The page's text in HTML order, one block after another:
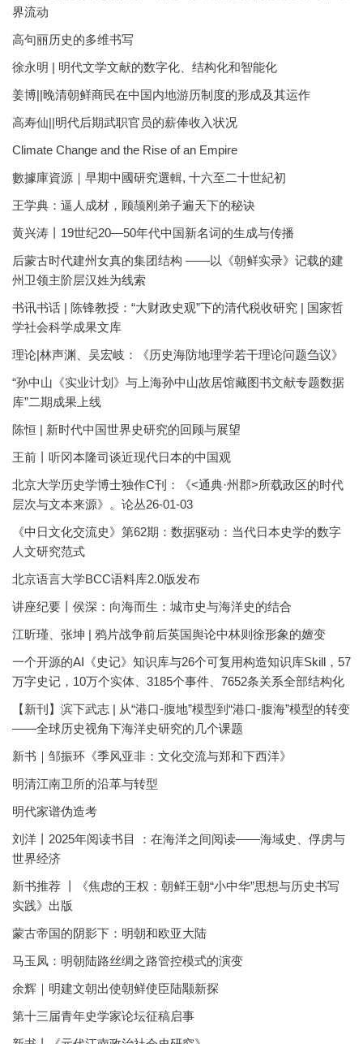
界流动
高句丽历史的多维书写
徐永明 | 明代文学文献的数字化、结构化和智能化
姜博||晚清朝鲜商民在中国内地游历制度的形成及其运作
高寿仙||明代后期武职官员的薪俸收入状况
Climate Change and the Rise of an Empire
數據庫資源｜早期中國研究選輯, 十六至二十世紀初
王学典：逼人成材，顾颉刚弟子遍天下的秘诀
黄兴涛丨19世纪20—50年代中国新名词的生成与传播
后蒙古时代建州女真的集团结构 ——以《朝鲜实录》记载的建
州卫领主阶层汉姓为线索
书讯书话 | 陈锋教授：“大财政史观”下的清代税收研究 | 国家哲
学社会科学成果文库
理论|林声渊、吴宏岐：《历史海防地理学若干理论问题刍议》
“孙中山《实业计划》与上海孙中山故居馆藏图书文献专题数据
库”二期成果上线
陈恒 | 新时代中国世界史研究的回顾与展望
王前丨听冈本隆司谈近现代日本的中国观
北京大学历史学博士独作C刊：《<通典·州郡>所载政区的时代
层次与文本来源》。论丛26-01-03
《中日文化交流史》第62期：数据驱动：当代日本史学的数字
人文研究范式
北京语言大学BCC语料库2.0版发布
讲座纪要丨侯深：向海而生：城市史与海洋史的结合
江昕瑾、张坤 | 鸦片战争前后英国舆论中林则徐形象的嬗变
一个开源的AI《史记》知识库与26个可复用构造知识库Skill，57
万字史记，10万个实体、3185个事件、7652条关系全部结构化
【新刊】滨下武志 | 从“港口-腹地”模型到“港口-腹海”模型的转变
——全球历史视角下海洋史研究的几个课题
新书｜邹振环《季风亚非：文化交流与郑和下西洋》
明清江南卫所的沿革与转型
明代家谱伪造考
刘洋丨2025年阅读书目 ：在海洋之间阅读——海域史、俘虏与
世界经济
新书推荐 丨《焦虑的王权：朝鲜王朝“小中华”思想与历史书写
实践》出版
蒙古帝国的阴影下：明朝和欧亚大陆
马玉凤：明朝陆路丝绸之路管控模式的演变
余辉｜明建文朝出使朝鲜使臣陆颙新探
第十三届青年史学家论坛征稿启事